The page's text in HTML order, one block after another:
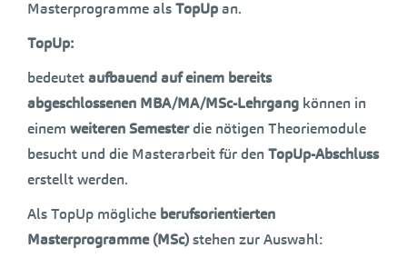
Masterprogramme alsTopUpan.
TopUp:
bedeutetaufbauend auf einem bereits
abgeschlossenen MBA/MA/MSc-Lehrgang können in
einem weiteren Semesterdie nötigen Theoriemodule
besucht und die Masterarbeit für den TopUp-Abschluss
erstellt werden.
Als TopUp mögliche berufsorientierten
Masterprogramme (MSc)stehen zur Auswahl: